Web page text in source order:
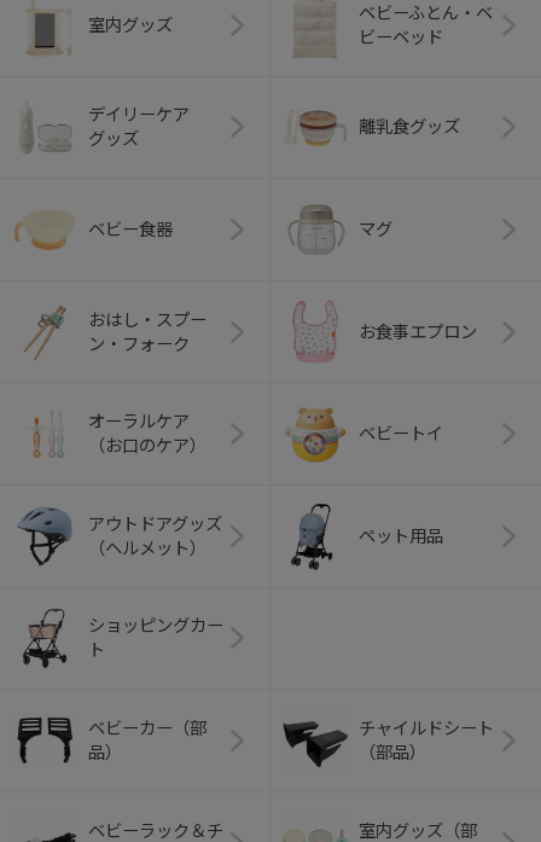
室内グッズ
ベビーふとん・ベ
ビーベッド
デイリーケア
グッズ
離乳食グッズ
ベビー食器 マグ
おはし・スプー
ン・フォーク
お食事エプロン
オーラルケア
（お口のケア）
ベビートイ
アウトドアグッズ
（ヘルメット）
ペット用品
ショッピングカー
ト
ベビーカー（部
品）
チャイルドシート
（部品）
ベビーラック＆チ
室内グッズ（部